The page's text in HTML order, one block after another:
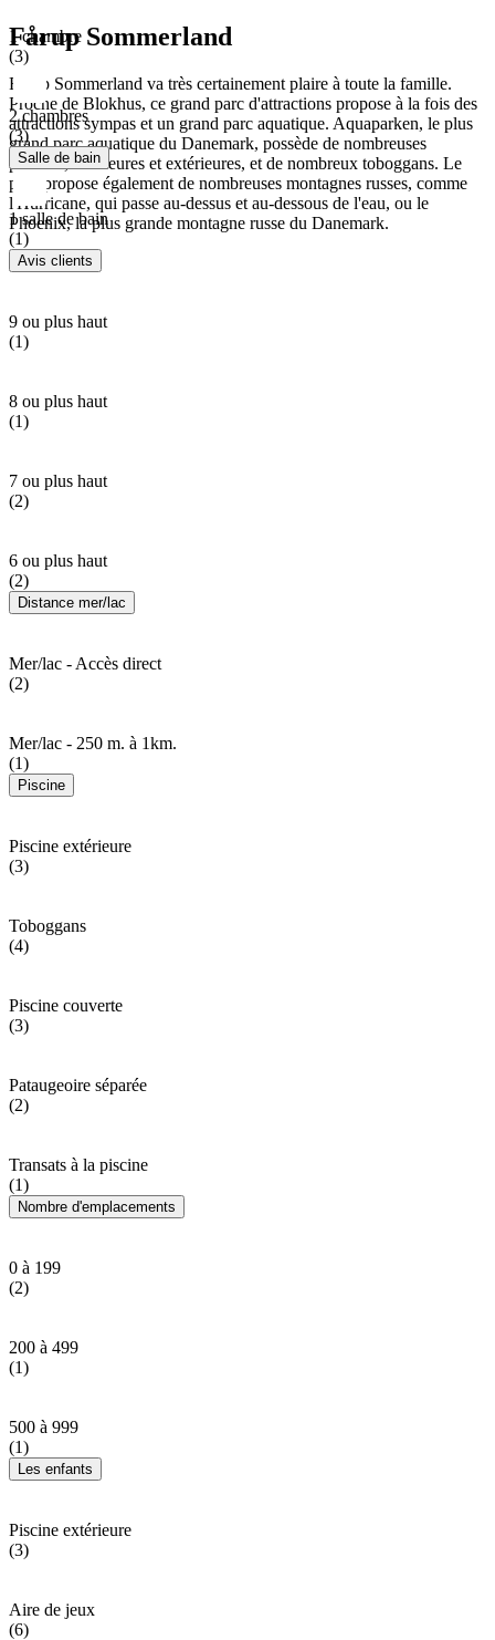
Fårup Sommerland
Fårup Sommerland va très certainement plaire à toute la famille.
Proche de Blokhus, ce grand parc d'attractions propose à la fois des
attractions sympas et un grand parc aquatique. Aquaparken, le plus
grand parc aquatique du Danemark, possède de nombreuses
piscines, intérieures et extérieures, et de nombreux toboggans. Le
parc propose également de nombreuses montagnes russes, comme
l'Hurricane, qui passe au-dessus et au-dessous de l'eau, ou le
Phoenix, la plus grande montagne russe du Danemark.
1 chambre
(3)
2 chambres
(3)
Salle de bain
1 salle de bain
(1)
Avis clients
9 ou plus haut
(1)
8 ou plus haut
(1)
7 ou plus haut
(2)
6 ou plus haut
(2)
Distance mer/lac
Mer/lac - Accès direct
(2)
Mer/lac - 250 m. à 1km.
(1)
Piscine
Piscine extérieure
(3)
Toboggans
(4)
Piscine couverte
(3)
Pataugeoire séparée
(2)
Transats à la piscine
(1)
Nombre d'emplacements
0 à 199
(2)
200 à 499
(1)
500 à 999
(1)
Les enfants
Piscine extérieure
(3)
Aire de jeux
(6)